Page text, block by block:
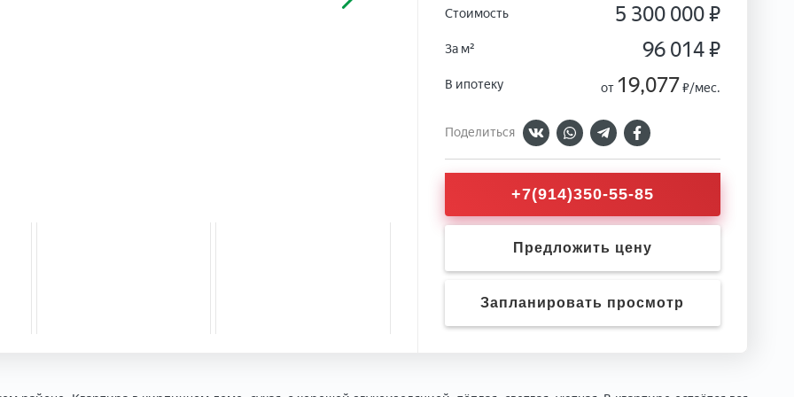
Стоимость 5 300 000 ₽
За м² 96 014 ₽
В ипотеку от 19,077₽/мес.
Поделиться
+7(914)350-55-85
Предложить цену
Запланировать просмотр